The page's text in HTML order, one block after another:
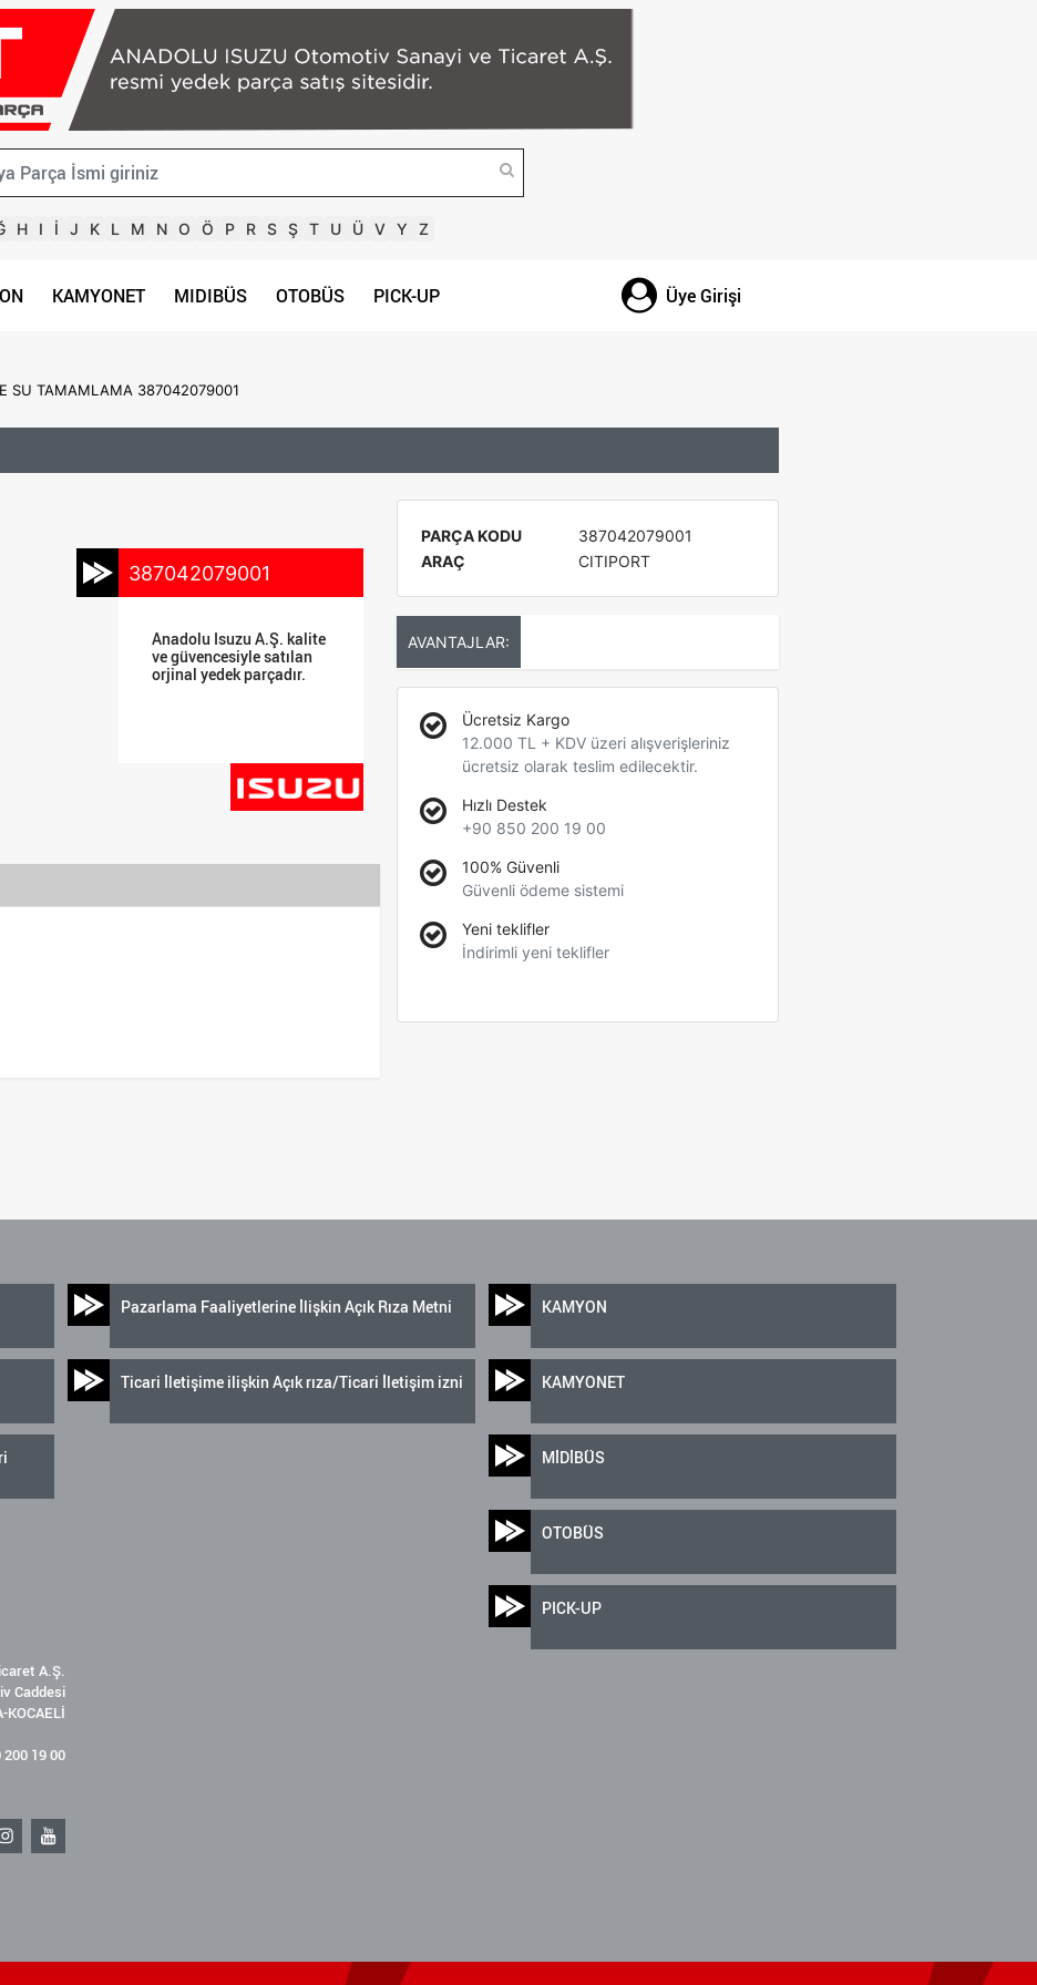
H I İ J K L M N O Ö P R S Ş T U Ü V Y Z
KAMYONET MIDIBÜS OTOBÜS PICK-UP Üye Girişi
SU TAMAMLAMA 387042079001
387042079001
Anadolu Isuzu A.Ş. kalite
ve güvencesiyle satılan
orjinal yedek parçadır.
PARÇA KODU
387042079001
ARAÇ
CITIPORT
AVANTAJLAR:
Ücretsiz Kargo
12.000 TL + KDV üzeri alışverişleriniz
ücretsiz olarak teslim edilecektir.
Hızlı Destek
+90 850 200 19 00
100% Güvenli
Güvenli ödeme sistemi
Yeni teklifler
İndirimli yeni teklifler
Pazarlama Faaliyetlerine İlişkin Açık Rıza Metni
Ticari İletişime ilişkin Açık rıza/Ticari İletişim izni
KAMYON
KAMYONET
MİDİBÜS
OTOBÜS
PICK-UP
A.Ş.
Caddesi
KOCAELİ
200 19 00